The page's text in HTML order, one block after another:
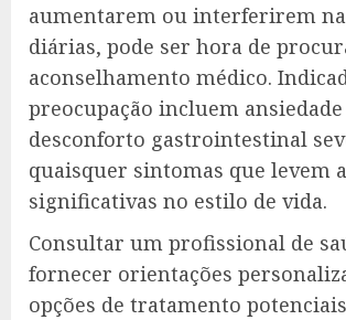
aumentarem ou interferirem
diárias, pode ser hora de
aconselhamento médico.
preocupação incluem
desconforto gastrointestinal
quaisquer sintomas que levem
significativas no estilo de vida.
Consultar um profissional de
fornecer orientações
opções de tratamento